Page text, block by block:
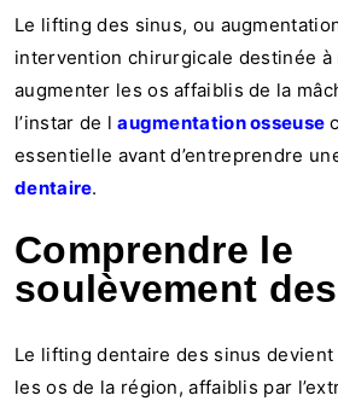
Le lifting des sinus, ou
intervention chirurgicale destinée
augmenter les os affaiblis de la
l’instar de laugmentation osseuse
essentielle avant d’entreprendre
dentaire.
Comprendre le
soulèvement
Le lifting dentaire des sinus
les os de la région, affaiblis par